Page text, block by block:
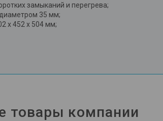
замыканий и перегрева;
35 мм;
х 452 х 504 мм;
товары компании